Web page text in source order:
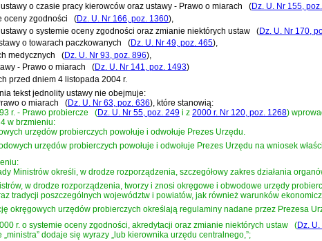
o czasie pracy kierowców oraz ustawy - Prawo o miarach (Dz. U. Nr 155,
oceny zgodności (Dz. U. Nr 166, poz. 1360),
o systemie oceny zgodności oraz zmianie niektórych ustaw (Dz. U. Nr 170,
o towarach paczkowanych (Dz. U. Nr 49, poz. 465),
medycznych (Dz. U. Nr 93, poz. 896)
- Prawo o miarach (Dz. U. Nr 141, poz. 1493)
przed dniem 4 listopada 2004 r.
tekst jednolity ustawy nie obejmuje:
o miarach (Dz. U. Nr 63, poz. 636), które stanowią:
r. - Prawo probiercze (Dz. U. Nr 55, poz. 249 i z 2000 r. Nr 120, poz. 1268)
w brzmieniu:
urzędów probierczych powołuje i odwołuje Prezes Urzędu.
urzędów probierczych powołuje i odwołuje Prezes Urzędu na wniosek
Ministrów określi, w drodze rozporządzenia, szczegółowy zakres działania
w drodze rozporządzenia, tworzy i znosi okręgowe i obwodowe urzędy
tradycji poszczególnych województw i powiatów, jak również warunków
okręgowych urzędów probierczych określają regulaminy nadane przez Prezesa
r. o systemie oceny zgodności, akredytacji oraz zmianie niektórych ustaw (Dz.
dodaje się wyrazy „lub kierownika urzędu centralnego,”;